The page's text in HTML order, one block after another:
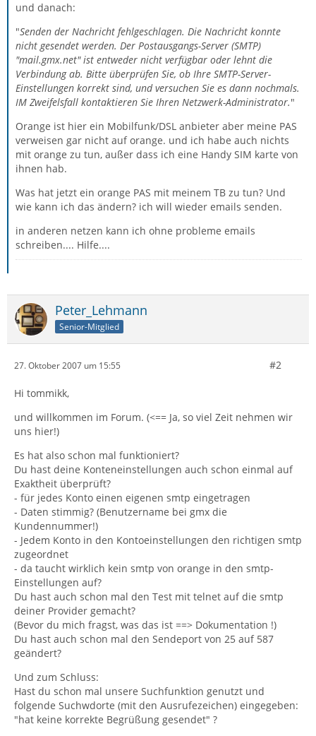
und danach:
"Senden der Nachricht fehlgeschlagen. Die Nachricht konnte
nicht gesendet werden. Der Postausgangs-Server (SMTP)
"mail.gmx.net" ist entweder nicht verfügbar oder lehnt die
Verbindung ab. Bitte überprüfen Sie, ob Ihre SMTP-Server-
Einstellungen korrekt sind, und versuchen Sie es dann nochmals.
IM Zweifelsfall kontaktieren Sie Ihren Netzwerk-Administrator."
Orange ist hier ein Mobilfunk/DSL anbieter aber meine PAS
verweisen gar nicht auf orange. und ich habe auch nichts
mit orange zu tun, außer dass ich eine Handy SIM karte von
ihnen hab.
Was hat jetzt ein orange PAS mit meinem TB zu tun? Und
wie kann ich das ändern? ich will wieder emails senden.
in anderen netzen kann ich ohne probleme emails
schreiben.... Hilfe....
Peter_Lehmann
Senior-Mitglied
27. Oktober 2007 um 15:55 #2
Hi tommikk,
und willkommen im Forum. (<== Ja, so viel Zeit nehmen wir
uns hier!)
Es hat also schon mal funktioniert?
Du hast deine Konteneinstellungen auch schon einmal auf
Exaktheit überprüft?
- für jedes Konto einen eigenen smtp eingetragen
- Daten stimmig? (Benutzername bei gmx die
Kundennummer!)
- Jedem Konto in den Kontoeinstellungen den richtigen smtp
zugeordnet
- da taucht wirklich kein smtp von orange in den smtp-
Einstellungen auf?
Du hast auch schon mal den Test mit telnet auf die smtp
deiner Provider gemacht?
(Bevor du mich fragst, was das ist ==> Dokumentation !)
Du hast auch schon mal den Sendeport von 25 auf 587
geändert?
Und zum Schluss:
Hast du schon mal unsere Suchfunktion genutzt und
folgende Suchwdorte (mit den Ausrufezeichen) eingegeben:
"hat keine korrekte Begrüßung gesendet" ?